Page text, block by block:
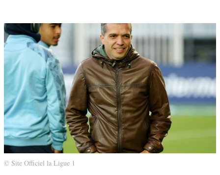
© Site Officiel la Ligue 1